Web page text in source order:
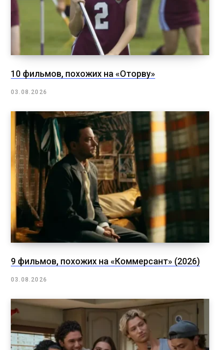
10 фильмов, похожих на «Оторву»
03.08.2026
9 фильмов, похожих на «Коммерсант» (2026)
03.08.2026